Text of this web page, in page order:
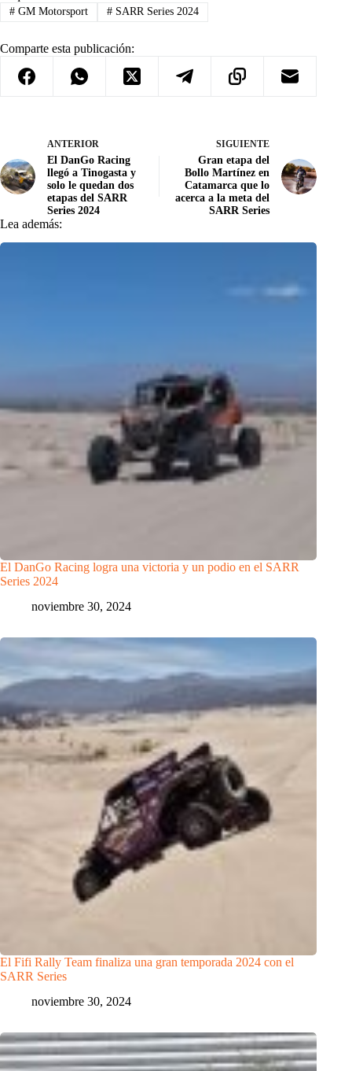
#GM Motorsport #SARR Series 2024
Comparte esta publicación:
ANTERIOR
El DanGo Racing
llegó a Tinogasta y
solo le quedan dos
etapas del SARR
Series 2024
SIGUIENTE
Gran etapa del
Bollo Martínez en
Catamarca que lo
acerca a la meta del
SARR Series
Lea además:
El DanGo Racing logra una victoria y un podio en el SARR
Series 2024
noviembre 30, 2024
El Fifi Rally Team finaliza una gran temporada 2024 con el
SARR Series
noviembre 30, 2024